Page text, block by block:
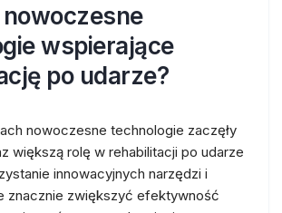
wspierające
po udarze?
nowoczesne technologie zaczęły
większą rolę w rehabilitacji po udarze
innowacyjnych narzędzi i
znacznie zwiększyć efektywność